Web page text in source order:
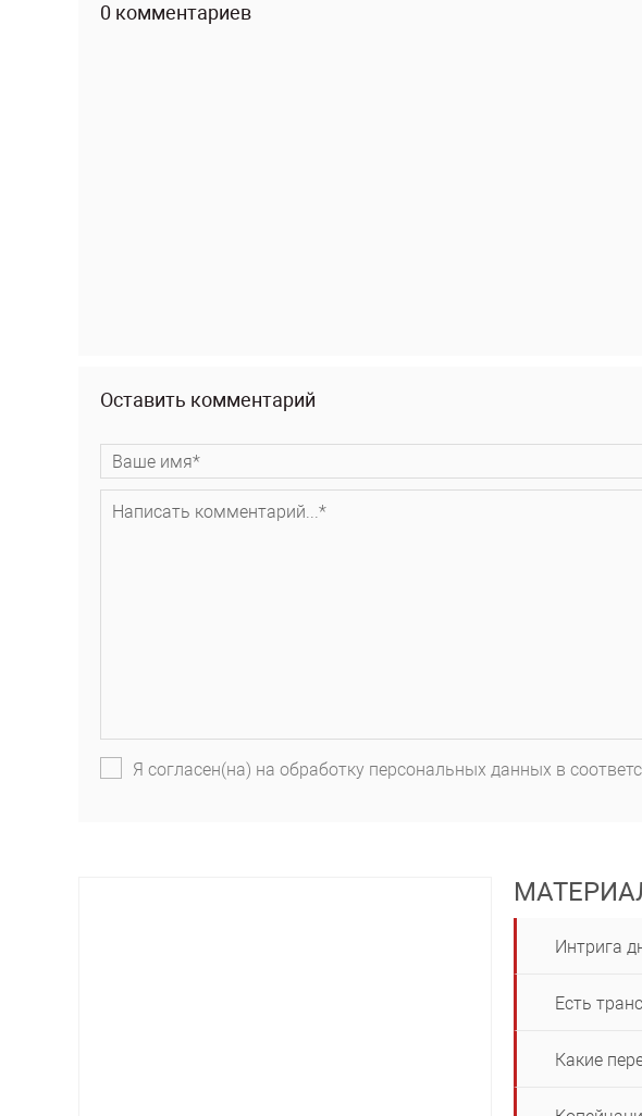
0 комментариев
Оставить комментарий
Я согласен(на) на обработку персональных данных в
Интрига
Есть
Какие